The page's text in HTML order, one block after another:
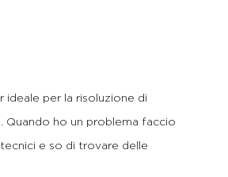
ideale per la risoluzione di
Quando ho un problema faccio
e so di trovare delle